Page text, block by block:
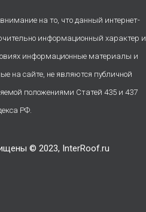
на то, что данный интернет-
информационный характер и
информационные материалы и
на сайте, не являются публичной
положениями Статей 435 и 437
РФ.
© 2023, InterRoof.ru